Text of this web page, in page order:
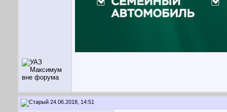
24.06.2018, 14:51